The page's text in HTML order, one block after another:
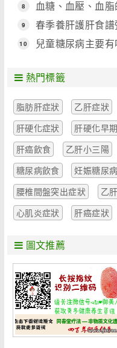
8 血糖、血壓、血
9 春季養肝護肝食譜
10 兒童糖尿病主要
熱門標籤
脂肪肝症狀 乙肝症狀
肝硬化症狀
肝硬化早期
肝癌飲食
乙肝小三陽
糖尿病飲食
妊娠糖尿病
腰椎間盤突出症狀
乙
心肌炎症狀
肝癌症狀
圖文推薦